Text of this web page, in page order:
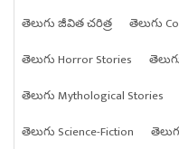
తెలుగు జీవిత చరిత్ర
తెలుగు
తెలుగు Horror Stories
తెలుగు Mythological Stories
తెలుగు Science-Fiction